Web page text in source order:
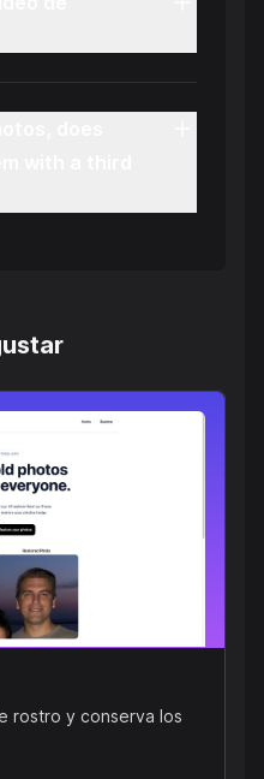
rostro y conserva los